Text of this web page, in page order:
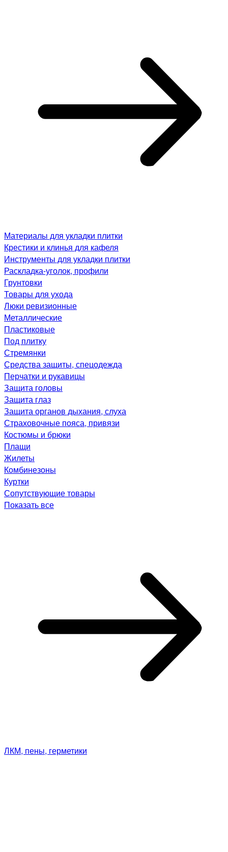
Материалы для укладки плитки
Крестики и клинья для кафеля
Инструменты для укладки плитки
Раскладка-уголок, профили
Грунтовки
Товары для ухода
Люки ревизионные
Металлические
Пластиковые
Под плитку
Стремянки
Средства защиты, спецодежда
Перчатки и рукавицы
Защита головы
Защита глаз
Защита органов дыхания, слуха
Страховочные пояса, привязи
Костюмы и брюки
Плащи
Жилеты
Комбинезоны
Куртки
Сопутствующие товары
Показать все
ЛКМ, пены, герметики